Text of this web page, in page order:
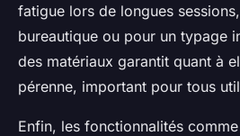
fatigue lors de longues
bureautique ou pour un typage
des matériaux garantit quant à
pérenne, important pour tous
Enfin, les fonctionnalités